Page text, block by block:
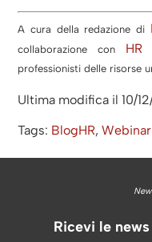
A cura della redazione di
collaborazione con HR
professionisti delle risorse
Ultima modifica il 10/
Tags: BlogHR,
Ricevi le